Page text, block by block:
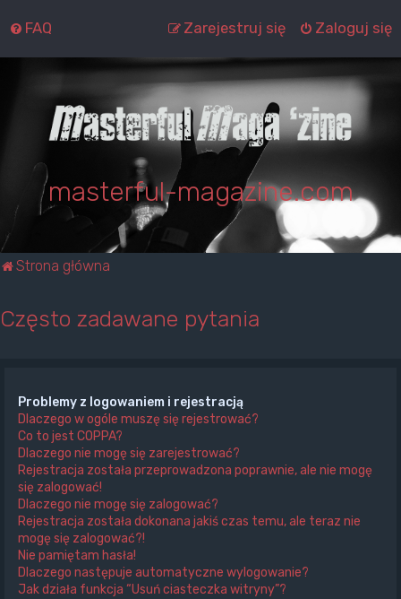
FAQ Zaloguj się
Zarejestruj się
masterful-magazine.com
Strona główna
Często zadawane pytania
Problemy z logowaniem i rejestracją
Dlaczego w ogóle muszę się rejestrować?
Co to jest COPPA?
Dlaczego nie mogę się zarejestrować?
Rejestracja została przeprowadzona poprawnie, ale nie mogę
się zalogować!
Dlaczego nie mogę się zalogować?
Rejestracja została dokonana jakiś czas temu, ale teraz nie
mogę się zalogować?!
Nie pamiętam hasła!
Dlaczego następuje automatyczne wylogowanie?
Jak działa funkcja “Usuń ciasteczka witryny”?